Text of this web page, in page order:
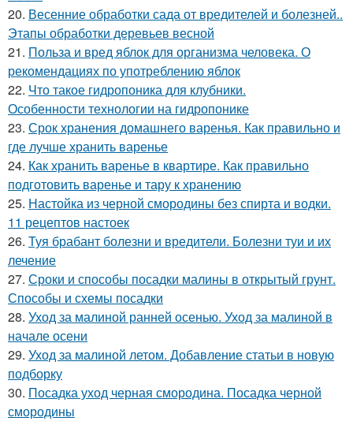
20. Весенние обработки сада от вредителей и болезней..
Этапы обработки деревьев весной
21. Польза и вред яблок для организма человека. О
рекомендациях по употреблению яблок
22. Что такое гидропоника для клубники.
Особенности технологии на гидропонике
23. Срок хранения домашнего варенья. Как правильно и
где лучше хранить варенье
24. Как хранить варенье в квартире. Как правильно
подготовить варенье и тару к хранению
25. Настойка из черной смородины без спирта и водки.
11 рецептов настоек
26. Туя брабант болезни и вредители. Болезни туи и их
лечение
27. Сроки и способы посадки малины в открытый грунт.
Способы и схемы посадки
28. Уход за малиной ранней осенью. Уход за малиной в
начале осени
29. Уход за малиной летом. Добавление статьи в новую
подборку
30. Посадка уход черная смородина. Посадка черной
смородины